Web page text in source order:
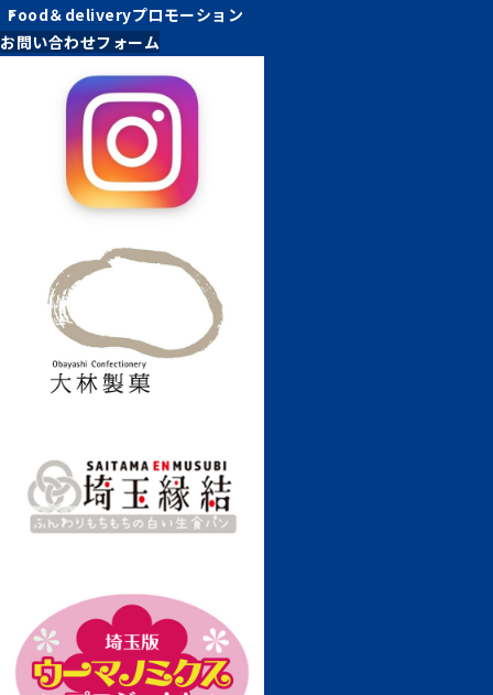
Food＆deliveryプロモーション
お問い合わせフォーム